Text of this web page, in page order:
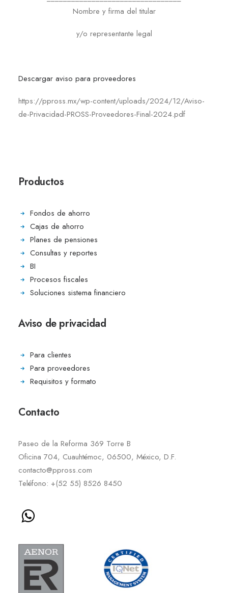
Nombre y firma del titular
y/o representante legal
Descargar aviso para proveedores
https://ppross.mx/wp-content/uploads/2024/12/Aviso-
de-Privacidad-PROSS-Proveedores-Final-2024.pdf
Productos
Fondos de ahorro
Cajas de ahorro
Planes de pensiones
Consultas y reportes
BI
Procesos fiscales
Soluciones sistema financiero
Aviso de privacidad
Para clientes
Para proveedores
Requisitos y formato
Contacto
Paseo de la Reforma 369 Torre B
Oficina 704, Cuauhtémoc, 06500, México, D.F.
contacto@ppross.com
Teléfono: +(52 55) 8526 8450